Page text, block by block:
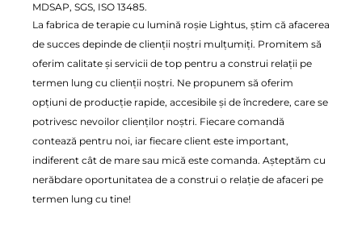
MDSAP, SGS, ISO 13485.
La fabrica de terapie cu lumină roșie Lightus, știm că afacerea
de succes depinde de clienții noștri mulțumiți. Promitem să
oferim calitate și servicii de top pentru a construi relații pe
termen lung cu clienții noștri. Ne propunem să oferim
opțiuni de producție rapide, accesibile și de încredere, care se
potrivesc nevoilor clienților noștri. Fiecare comandă
contează pentru noi, iar fiecare client este important,
indiferent cât de mare sau mică este comanda. Așteptăm cu
nerăbdare oportunitatea de a construi o relație de afaceri pe
termen lung cu tine!